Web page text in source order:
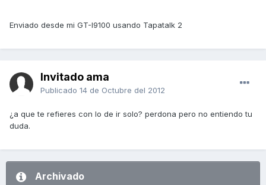
Enviado desde mi GT-I9100 usando Tapatalk 2
Invitado ama
Publicado 14 de Octubre del 2012
¿a que te refieres con lo de ir solo? perdona pero no entiendo tu
duda.
Archivado